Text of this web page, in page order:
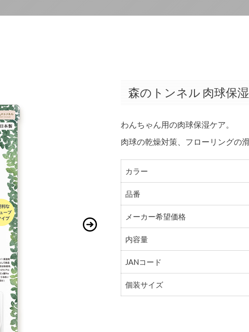
森のトンネル 肉球保
わんちゃん用の肉球保湿ケア。
肉球の乾燥対策、フローリングの
カラー
品番
メーカー希望価格
内容量
JANコード
個装サイズ